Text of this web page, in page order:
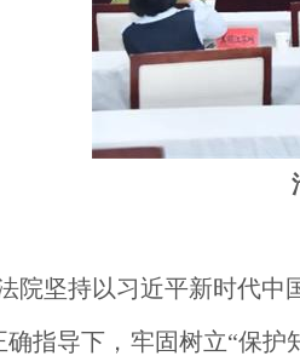
院坚持以习近平新时代
指导下，牢固树立“保